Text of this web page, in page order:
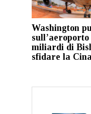
Washington
sull’aeroporto
miliardi di
sfidare la